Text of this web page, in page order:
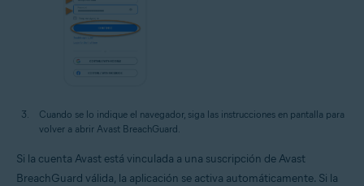
Cuando se lo indique el navegador, siga las instrucciones en pantalla para
volver a abrir Avast BreachGuard.
Si la cuenta Avast está vinculada a una suscripción de Avast
BreachGuard válida, la aplicación se activa automáticamente. Si la